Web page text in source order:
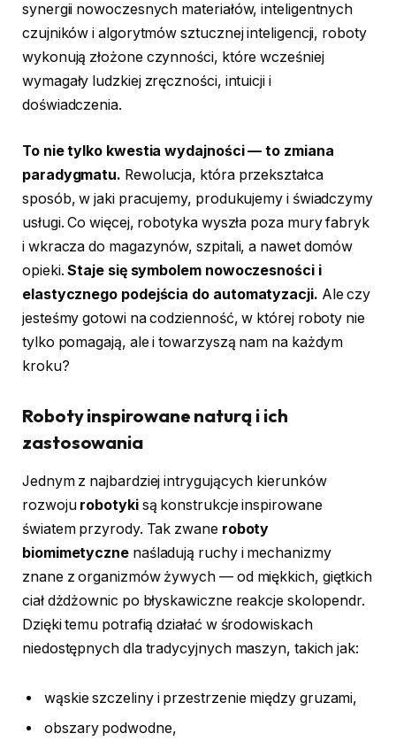
synergii nowoczesnych materiałów, inteligentnych
czujników i algorytmów sztucznej inteligencji, roboty
wykonują złożone czynności, które wcześniej
wymagały ludzkiej zręczności, intuicji i
doświadczenia.
To nie tylko kwestia wydajności — to zmiana
paradygmatu. Rewolucja, która przekształca
sposób, w jaki pracujemy, produkujemy i świadczymy
usługi. Co więcej, robotyka wyszła poza mury fabryk
i wkracza do magazynów, szpitali, a nawet domów
opieki.Staje się symbolem nowoczesności i
elastycznego podejścia do automatyzacji. Ale czy
jesteśmy gotowi na codzienność, w której roboty nie
tylko pomagają, ale i towarzyszą nam na każdym
kroku?
Roboty inspirowane naturą i ich
zastosowania
Jednym z najbardziej intrygujących kierunków
rozwoju robotykisą konstrukcje inspirowane
światem przyrody. Tak zwane roboty
biomimetycznenaśladują ruchy i mechanizmy
znane z organizmów żywych — od miękkich, giętkich
ciał dżdżownic po błyskawiczne reakcje skolopendr.
Dzięki temu potrafią działać w środowiskach
niedostępnych dla tradycyjnych maszyn, takich jak:
wąskie szczeliny i przestrzenie między gruzami,
obszary podwodne,